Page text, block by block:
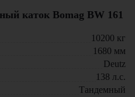
асфальта, предотвращая
образование трещин и
Deutz
низким расходом топлива,
каток Bomag BW 161
10200 кг
1680 мм
Deutz
138 л.с.
Тандемный